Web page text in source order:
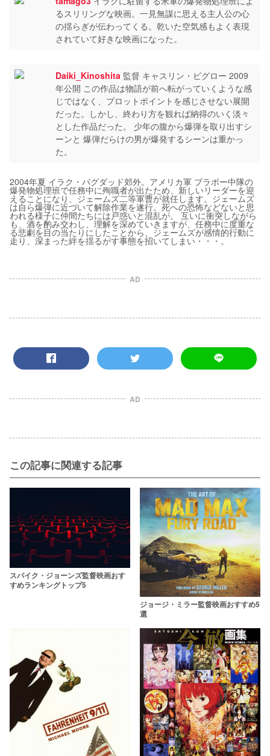
るスリリングな映画。一見無謀に思える主人公の心
の揺らぎが伝わってくる。乾いた空気感もよく表現
されていて好きな映画になった。
Daiki_Kinoshita 監督 キャスリン・ビグロー 2009
年公開 この作品は物語が前へ転がっていくような感
じではなく、プロットポイントを感じさせない展開
だった。しかし、終わり方を観れば納得のいく淡々
とした作品だった。 少年の腹から爆弾を取り出すシ
ーンと 爆弾だらけの男が爆発するシーンは重かっ
た。
2004年夏 イラク・バグダッド郊外。アメリカ軍 ブラボー中隊の
爆発物処理班で任務中に殉職者が出たため、新しいリーダーを迎
えることになり、ジェームズ二等軍曹が就任します。ジェームズ
は自ら爆弾に近づいて解除作業を遂行。死への恐怖などないと思
われる様子に仲間たちには戸惑いと混乱が。 互いに衝突しながら
も、酒を酌み交わし、理解を深めていきますが、任務中に度重な
る悲劇を目の当たりにしたことから、ジェームズが感情的行動に
走り、深まった絆を揺るがす事態を招いてしまい・・・。
AD
AD
この記事に関連する記事
スパイク・ジョーンズ監督映画おす
すめランキングトップ5
ジョージ・ミラー監督映画おすすめ5
選